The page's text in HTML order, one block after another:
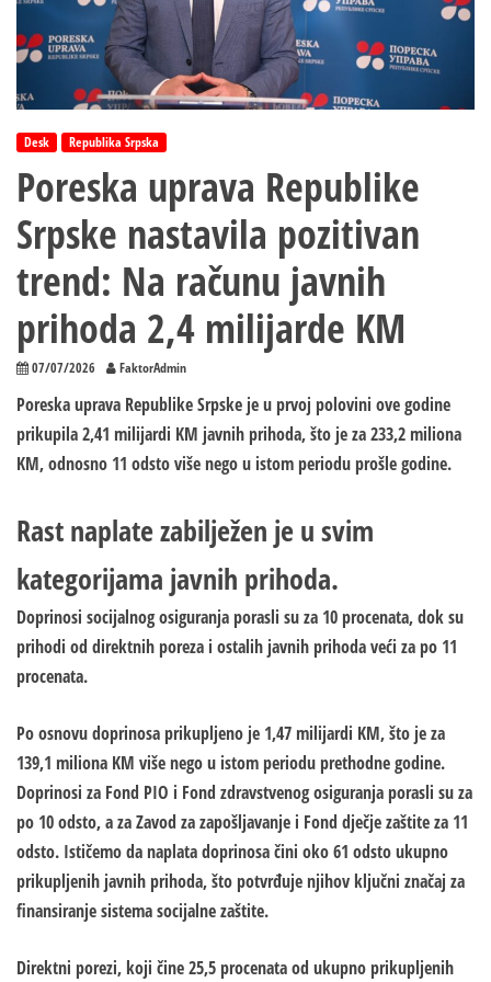
Desk Republika Srpska
Poreska uprava Republike
Srpske nastavila pozitivan
trend: Na računu javnih
prihoda 2,4 milijarde KM
07/07/2026 FaktorAdmin
Poreska uprava Republike Srpske je u prvoj polovini ove godine
prikupila 2,41 milijardi KM javnih prihoda, što je za 233,2 miliona
KM, odnosno 11 odsto više nego u istom periodu prošle godine.
Rast naplate zabilježen je u svim
kategorijama javnih prihoda.
Doprinosi socijalnog osiguranja porasli su za 10 procenata, dok su
prihodi od direktnih poreza i ostalih javnih prihoda veći za po 11
procenata.
Po osnovu doprinosa prikupljeno je 1,47 milijardi KM, što je za
139,1 miliona KM više nego u istom periodu prethodne godine.
Doprinosi za Fond PIO i Fond zdravstvenog osiguranja porasli su za
po 10 odsto, a za Zavod za zapošljavanje i Fond dječje zaštite za 11
odsto. Ističemo da naplata doprinosa čini oko 61 odsto ukupno
prikupljenih javnih prihoda, što potvrđuje njihov ključni značaj za
finansiranje sistema socijalne zaštite.
Direktni porezi, koji čine 25,5 procenata od ukupno prikupljenih